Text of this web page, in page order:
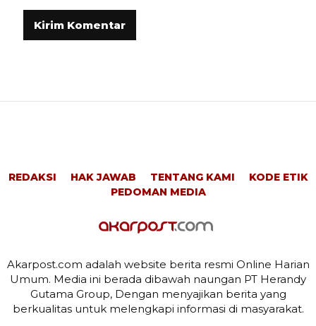
REDAKSI HAK JAWAB TENTANG KAMI
KODE ETIK
PEDOMAN MEDIA
Akarpost.com adalah website berita resmi Online Harian
Umum. Media ini berada dibawah naungan PT Herandy
Gutama Group, Dengan menyajikan berita yang
berkualitas untuk melengkapi informasi di masyarakat.